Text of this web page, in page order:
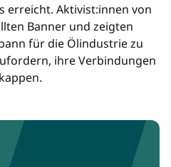
erreicht. Aktivist:innen von
Banner und zeigten
für die Ölindustrie zu
ihre Verbindungen